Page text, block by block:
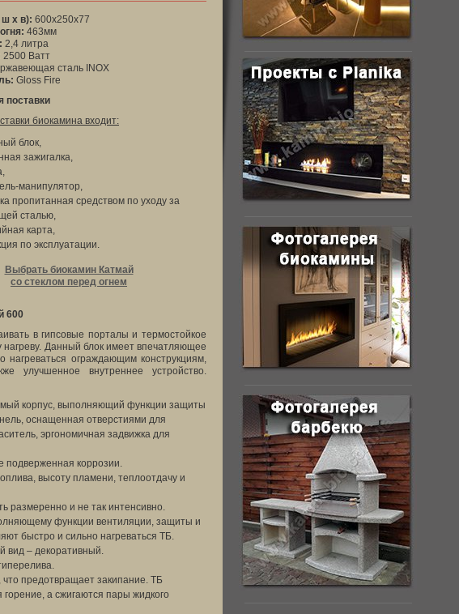
х в): 600х250x77
463мм
2,4 литра
2500 Ватт
сталь INOX
Gloss Fire
поставки
биокамина входит:
блок,
зажигалка,
манипулятор,
пропитанная средством по уходу за
сталью,
карта,
по эксплуатации.
Выбрать биокамин Катмай
со стеклом перед огнем
600
в гипсовые порталы и термостойкое
нагреву. Данный блок имеет впечатляющее
ограждающим конструкциям,
улучшенное внутреннее устройство.
корпус, выполняющий функции защиты
оснащенная отверстиями для
эргономичная задвижка для
подверженная коррозии.
высоту пламени, теплоотдачу и
размеренно и не так интенсивно.
функции вентиляции, защиты и
быстро и сильно нагреваться ТБ.
вид – декоративный.
предотвращает закипание. ТБ
а сжигаются пары жидкого